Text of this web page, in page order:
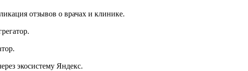
отзывов о врачах и клинике.
экосистему Яндекс.